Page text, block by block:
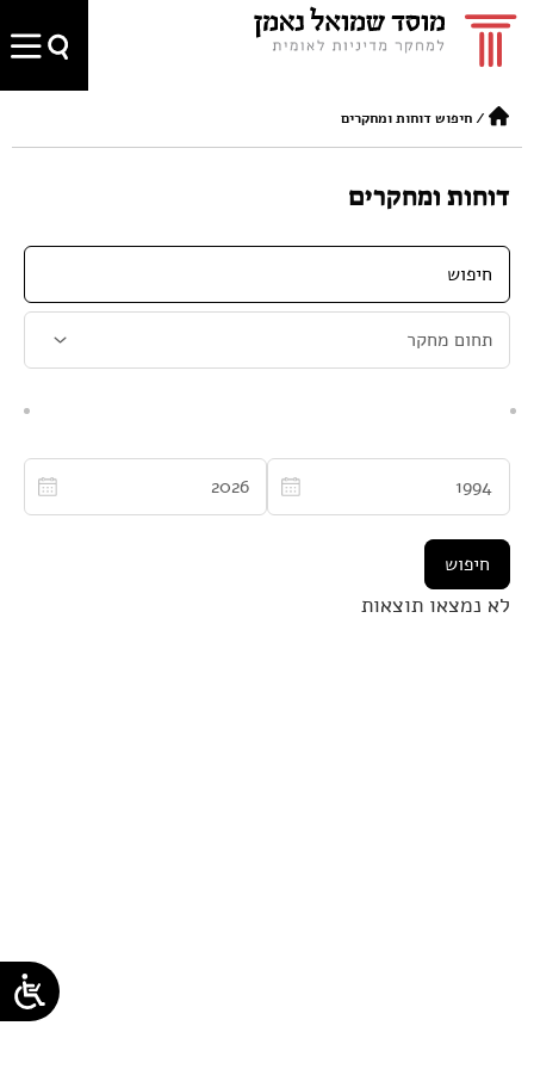
/חיפוש דוחות ומחקרים
דוחות ומחקרים
לא נמצאו תוצאות